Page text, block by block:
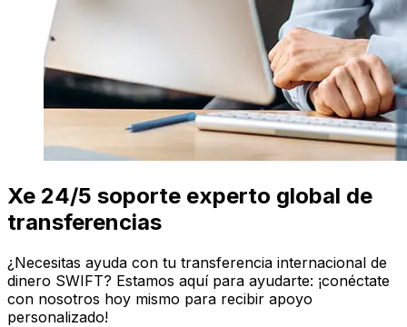
Xe 24/5 soporte experto global de
transferencias
¿Necesitas ayuda con tu transferencia internacional de
dinero SWIFT? Estamos aquí para ayudarte: ¡conéctate
con nosotros hoy mismo para recibir apoyo
personalizado!